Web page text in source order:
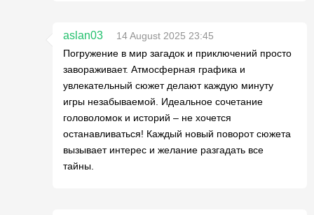
aslan03
14 August 2025 23:45
Погружение в мир загадок и приключений просто
завораживает. Атмосферная графика и
увлекательный сюжет делают каждую минуту
игры незабываемой. Идеальное сочетание
головоломок и историй – не хочется
останавливаться! Каждый новый поворот сюжета
вызывает интерес и желание разгадать все
тайны.